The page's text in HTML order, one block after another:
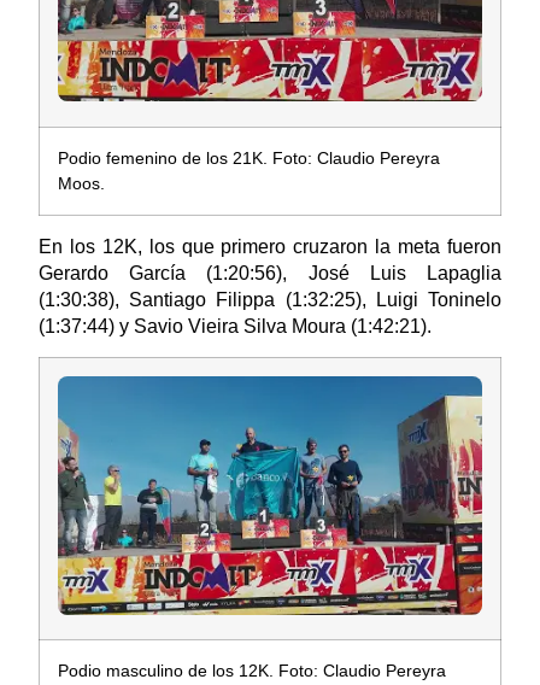
Podio femenino de los 21K. Foto: Claudio Pereyra
Moos.
En los 12K, los que primero cruzaron la meta fueron
Gerardo García (1:20:56), José Luis Lapaglia
(1:30:38), Santiago Filippa (1:32:25), Luigi Toninelo
(1:37:44) y Savio Vieira Silva Moura (1:42:21).
Podio masculino de los 12K. Foto: Claudio Pereyra